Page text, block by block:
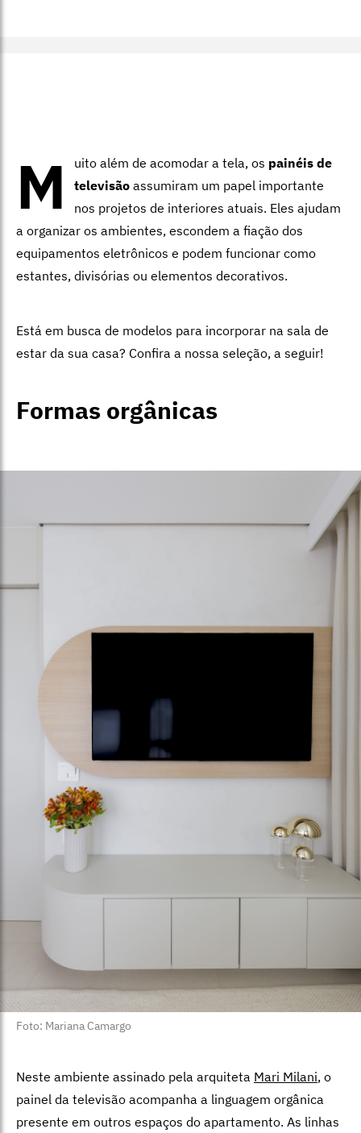
M uito além de acomodar a tela, os painéis de
televisão assumiram um papel importante
nos projetos de interiores atuais. Eles ajudam
a organizar os ambientes, escondem a fiação dos
equipamentos eletrônicos e podem funcionar como
estantes, divisórias ou elementos decorativos.
Está em busca de modelos para incorporar na sala de
estar da sua casa? Confira a nossa seleção, a seguir!
Formas orgânicas
Foto: Mariana Camargo
Neste ambiente assinado pela arquiteta Mari Milani, o
painel da televisão acompanha a linguagem orgânica
presente em outros espaços do apartamento. As linhas